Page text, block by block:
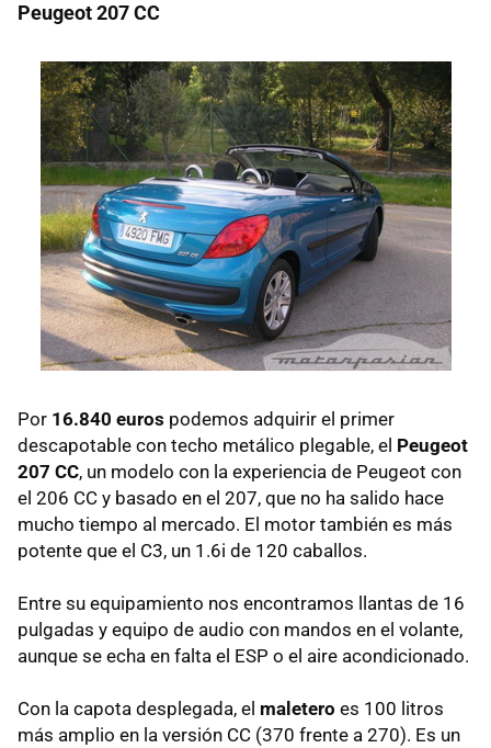
Peugeot 207 CC
Por 16.840 euros podemos adquirir el primer
descapotable con techo metálico plegable, el Peugeot
207 CC, un modelo con la experiencia de Peugeot con
el 206 CC y basado en el 207, que no ha salido hace
mucho tiempo al mercado. El motor también es más
potente que el C3, un 1.6i de 120 caballos.
Entre su equipamiento nos encontramos llantas de 16
pulgadas y equipo de audio con mandos en el volante,
aunque se echa en falta el ESP o el aire acondicionado.
Con la capota desplegada, el maletero es 100 litros
más amplio en la versión CC (370 frente a 270). Es un